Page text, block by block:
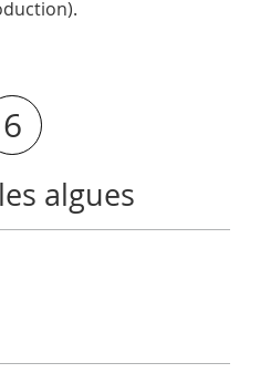
6
algues